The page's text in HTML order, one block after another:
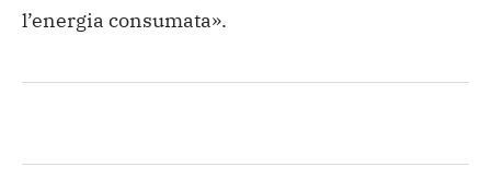
l’energia consumata».